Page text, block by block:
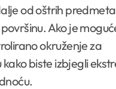
od oštrih
Ako je
okruženje za
biste izbjegli